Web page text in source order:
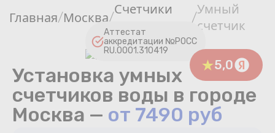
Теплосчетчики
Услуги лаборатории
Районы
Аршин
Главная/Москва/Счетчики
/Умный
счетчик
Аттестат
аккредитации №РОСС
RU.0001.310419
5,0
Установка умных
счетчиков воды в городе
Москва — от 7490 руб